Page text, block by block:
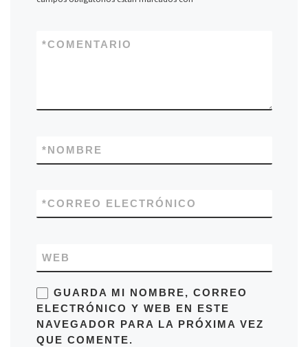
COMENTARIO
*
NOMBRE
*
CORREO ELECTRÓNICO
*
WEB
GUARDA MI NOMBRE, CORREO
ELECTRÓNICO Y WEB EN ESTE
NAVEGADOR PARA LA PRÓXIMA VEZ
QUE COMENTE.